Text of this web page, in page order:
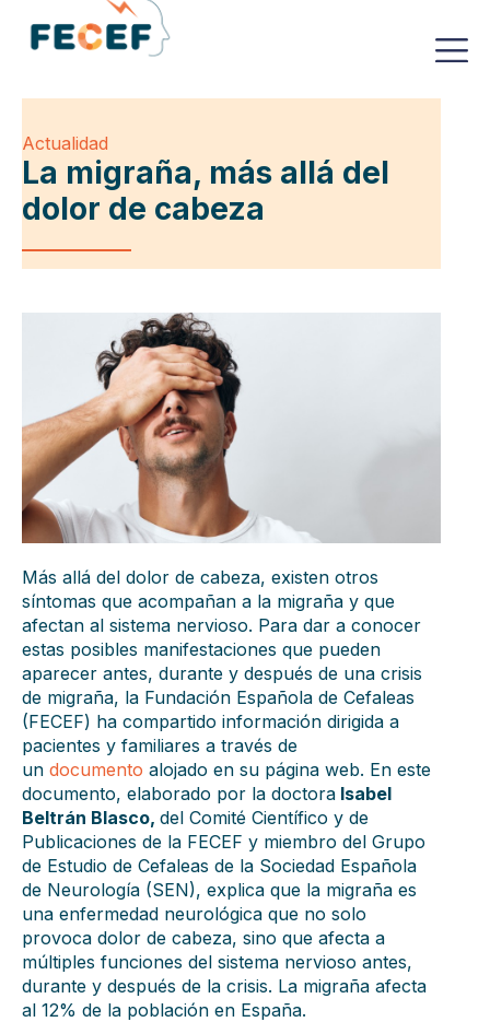
Actualidad
La migraña, más allá del
dolor de cabeza
Más allá del dolor de cabeza, existen otros
síntomas que acompañan a la migraña y que
afectan al sistema nervioso. Para dar a conocer
estas posibles manifestaciones que pueden
aparecer antes, durante y después de una crisis
de migraña, la Fundación Española de Cefaleas
(FECEF) ha compartido información dirigida a
pacientes y familiares a través de
un documento alojado en su página web. En este
documento, elaborado por la doctora Isabel
Beltrán Blasco, del Comité Científico y de
Publicaciones de la FECEF y miembro del Grupo
de Estudio de Cefaleas de la Sociedad Española
de Neurología (SEN), explica que la migraña es
una enfermedad neurológica que no solo
provoca dolor de cabeza, sino que afecta a
múltiples funciones del sistema nervioso antes,
durante y después de la crisis. La migraña afecta
al 12% de la población en España.